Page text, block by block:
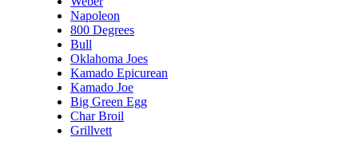
Napoleon
800 Degrees
Bull
Oklahoma Joes
Kamado Epicurean
Kamado Joe
Big Green Egg
Char Broil
Grillvett